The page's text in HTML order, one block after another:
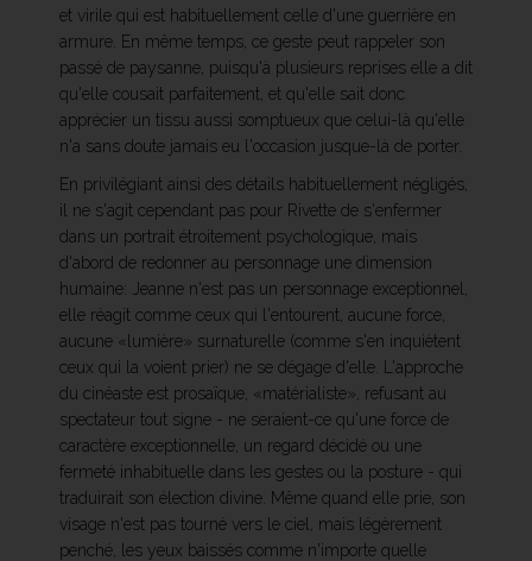
et virile qui est habituellement celle d'une guerrière en
armure. En même temps, ce geste peut rappeler son
passé de paysanne, puisqu'à plusieurs reprises elle a dit
qu'elle cousait parfaitement, et qu'elle sait donc
apprécier un tissu aussi somptueux que celui-là qu'elle
n'a sans doute jamais eu l'occasion jusque-là de porter.
En privilégiant ainsi des détails habituellement négligés,
il ne s'agit cependant pas pour Rivette de s'enfermer
dans un portrait étroitement psychologique, mais
d'abord de redonner au personnage une dimension
humaine: Jeanne n'est pas un personnage exceptionnel,
elle réagit comme ceux qui l'entourent, aucune force,
aucune «lumière» surnaturelle (comme s'en inquiètent
ceux qui la voient prier) ne se dégage d'elle. L'approche
du cinéaste est prosaïque, «matérialiste», refusant au
spectateur tout signe - ne seraient-ce qu'une force de
caractère exceptionnelle, un regard décidé ou une
fermeté inhabituelle dans les gestes ou la posture - qui
traduirait son élection divine. Même quand elle prie, son
visage n'est pas tourné vers le ciel, mais légèrement
penché, les yeux baissés comme n'importe quelle